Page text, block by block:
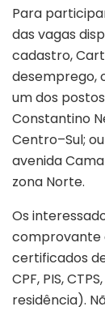
Para
das vagas
cadastro,
desemprego,
um dos
Constantino
Centro–Sul;
avenida
zona Norte.
Os
comprovante
certificados
CPF, PIS,
residência).